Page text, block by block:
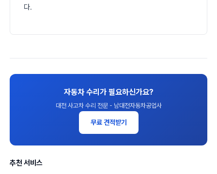
다.
자동차 수리가 필요하신가요?
대전 사고차 수리 전문 - 남대전자동차공업사
무료 견적받기
추천 서비스